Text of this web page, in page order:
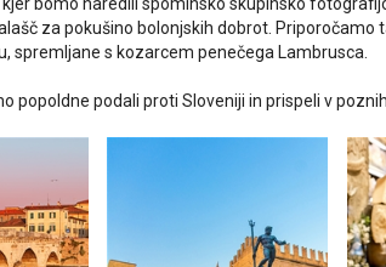
za pokušino bolonjskih dobrot. Priporočamo
spremljane s kozarcem penečega Lambrusca.
popoldne podali proti Sloveniji in prispeli v